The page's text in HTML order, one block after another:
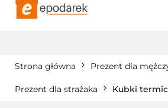
Strona główna Prezent dla
Prezent dla strażaka Kubki